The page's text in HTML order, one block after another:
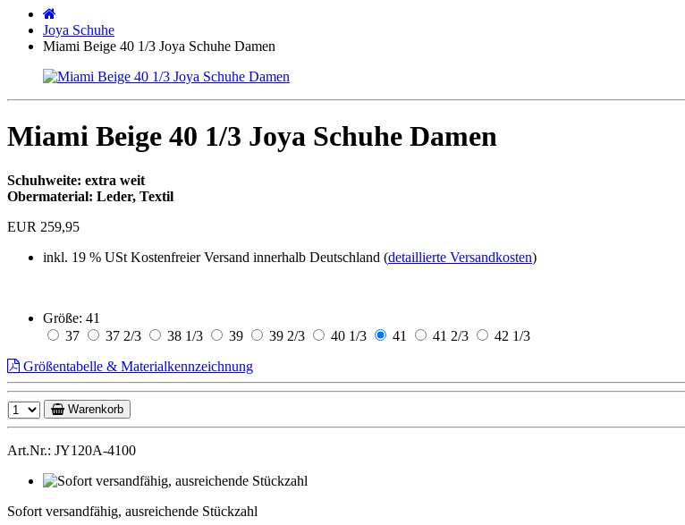
Joya Schuhe
Miami Beige 40 1/3 Joya Schuhe Damen
Miami Beige 40 1/3 Joya Schuhe Damen
Schuhweite: extra weit
Obermaterial: Leder, Textil
EUR 259,95
inkl. 19 % USt Kostenfreier Versand innerhalb Deutschland (detaillierte Versandkosten)
Größe: 41
37
37 2/3 38 1/3 39 39 2/3 40 1/3 41 41 2/3
42 1/3
Größentabelle & Materialkennzeichnung
Warenkorb
Art.Nr.: JY120A-4100
Sofort versandfähig, ausreichende Stückzahl